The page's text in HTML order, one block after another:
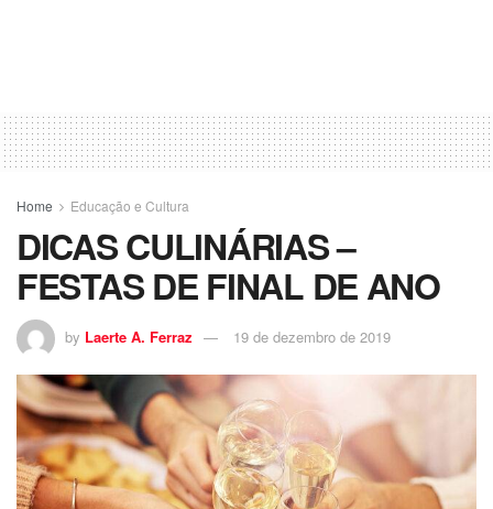
Home Educação e Cultura
DICAS CULINÁRIAS –
FESTAS DE FINAL DE ANO
by Laerte A. Ferraz 19 de dezembro de 2019